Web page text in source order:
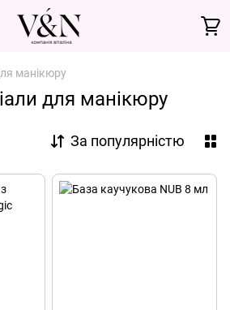
манікюру
для манікюру
За популярністю